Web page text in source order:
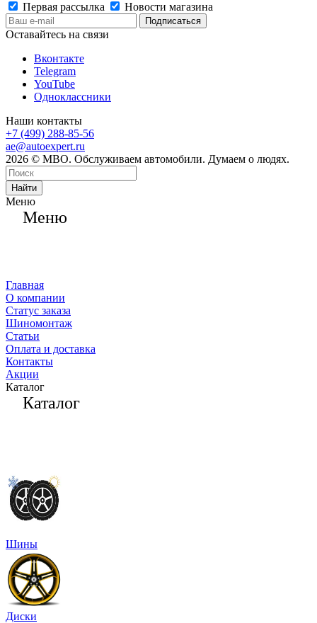
Первая рассылка
Новости магазина
Оставайтесь на связи
Вконтакте
Telegram
YouTube
Одноклассники
Наши контакты
+7 (499) 288-85-56
ae@autoexpert.ru
2026 © МВО. Обслуживаем автомобили. Думаем о людях.
Найти
Меню
Меню
Главная
О компании
Статус заказа
Шиномонтаж
Статьи
Оплата и доставка
Контакты
Акции
Каталог
Каталог
Шины
Диски